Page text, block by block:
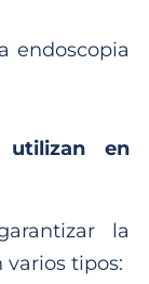
endoscopia
en
la
tipos: